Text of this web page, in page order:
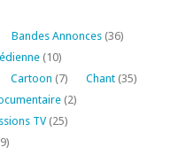
Bandes Annonces (36)
(10)
Cartoon (7) Chant (35)
(2)
TV(25)